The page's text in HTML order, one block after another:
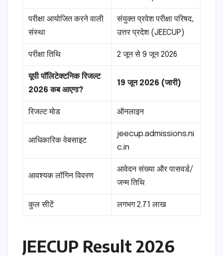
परीक्षा आयोजित करने वाली
संस्था
संयुक्त प्रवेश परीक्षा परिषद,
उत्तर प्रदेश (JEECUP)
परीक्षा तिथि 2 जून से 9 जून 2026
यूपी पॉलिटेक्टनिक रिजल्ट
2026 कब आएगा?
19 जून 2026 (जारी)
रिजल्ट मोड ऑनलाइन
आधिकारिक वेबसाइट
jeecup.admissions.ni
c.in
आवश्यक लॉगिन विवरण
आवेदन संख्या और पासवर्ड/
जन्म तिथि
कुल सीटें लगभग 2.71 लाख
JEECUP Result 2026